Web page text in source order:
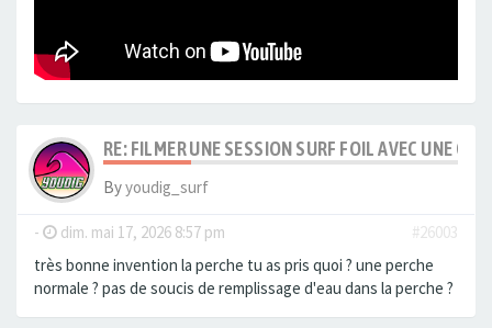
RE: FILMER UNE SESSION SURF FOIL AVEC UNE
Byyoudig_surf
- dim. mai 17, 2026 8:57 pm
#26003
très bonne invention la perche tu as pris quoi ? une perche
normale ? pas de soucis de remplissage d'eau dans la perche ?